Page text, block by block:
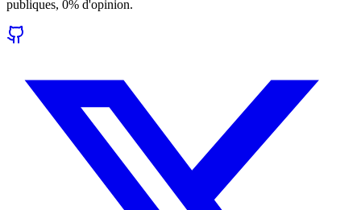
publiques, 0% d'opinion.